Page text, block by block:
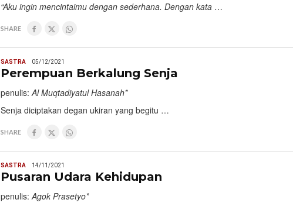
“Aku ingin mencintaimu dengan sederhana. Dengan kata …
SHARE
SASTRA 05/12/2021
Perempuan Berkalung Senja
penulis:Al Muqtadiyatul Hasanah*
Senja diciptakan degan ukiran yang begitu …
SHARE
SASTRA 14/11/2021
Pusaran Udara Kehidupan
penulis:Agok Prasetyo*